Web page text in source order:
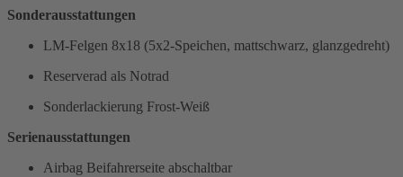
Sonderausstattungen
LM-Felgen 8x18 (5x2-Speichen, mattschwarz, glanzgedreht)
Reserverad als Notrad
Sonderlackierung Frost-Weiß
Serienausstattungen
Airbag Beifahrerseite abschaltbar